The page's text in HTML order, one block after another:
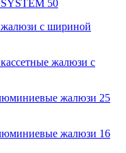
50
с шириной
жалюзи с
жалюзи 25
жалюзи 16